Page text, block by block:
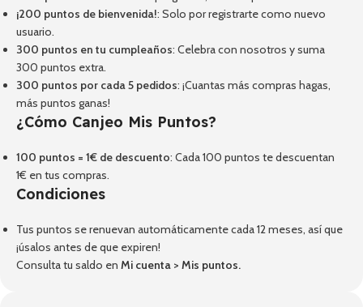
¡200 puntos de bienvenida!: Solo por registrarte como nuevo
usuario.
300 puntos en tu cumpleaños: Celebra con nosotros y suma
300 puntos extra.
300 puntos por cada 5 pedidos: ¡Cuantas más compras hagas,
más puntos ganas!
¿Cómo Canjeo Mis Puntos?
100 puntos = 1€ de descuento: Cada 100 puntos te descuentan
1€ en tus compras.
Condiciones
Tus puntos se renuevan automáticamente cada 12 meses, así que
¡úsalos antes de que expiren!
Consulta tu saldo en Mi cuenta > Mis puntos.